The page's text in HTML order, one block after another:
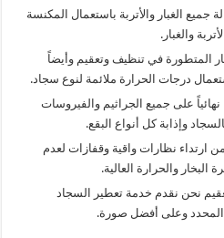
جميع الغبار والأتربة باستعمال المكنسة
والغبار.
المتطورة في تنظيف وتعقيم وأيضاً
درجات الحرارة ملائمة لنوع سجاد.
على جميع الجراثيم والفيروسات
وإذابة كل أنواع البقع.
ارتداء نظارات واقية وقفازات لعدم
والحرارة العالية.
نحن نقدم خدمة تعطير السجاد
وعلى أفضل صورة.